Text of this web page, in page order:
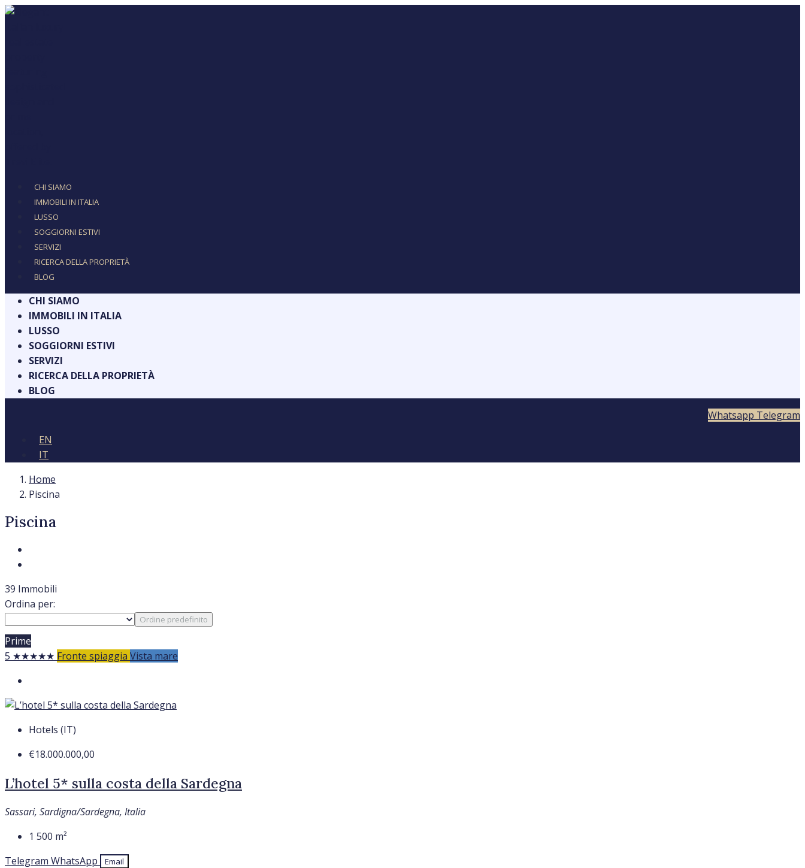
CHI SIAMO
IMMOBILI IN ITALIA
LUSSO
SOGGIORNI ESTIVI
SERVIZI
RICERCA DELLA PROPRIETÀ
BLOG
CHI SIAMO
IMMOBILI IN ITALIA
LUSSO
SOGGIORNI ESTIVI
SERVIZI
RICERCA DELLA PROPRIETÀ
BLOG
Whatsapp Telegram
EN
IT
Home
Piscina
Piscina
39 Immobili
Ordina per:
Ordine predefinito
Prime
5 ★★★★★ Fronte spiaggia Vista mare
Hotels (IT)
€18.000.000,00
L’hotel 5* sulla costa della Sardegna
Sassari, Sardigna/Sardegna, Italia
1 500 m²
Telegram WhatsApp Email